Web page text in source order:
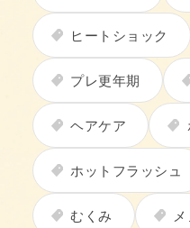
ヒートショック
プレ更年期
ヘアケア
ホットフラッシュ
むくみ